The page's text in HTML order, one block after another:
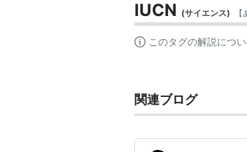
IUCN (サイエンス) 【
このタグの解説につ
関連ブログ